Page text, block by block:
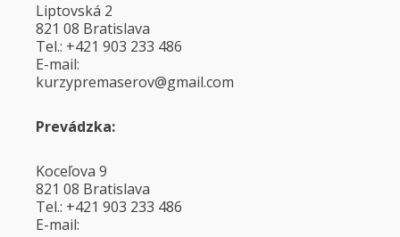
Liptovská 2
821 08 Bratislava
Tel.: +421 903 233 486
E-mail:
moc.liamg
@voresamerpyzruk
Prevádzka:
Koceľova 9
821 08 Bratislava
Tel.: +421 903 233 486
E-mail: